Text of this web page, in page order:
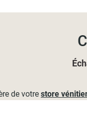
de votre store